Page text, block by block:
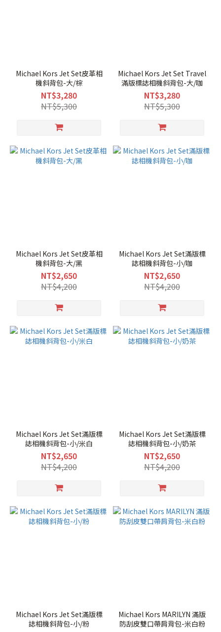
Michael Kors Jet Set皮革相
機斜背包-大/棕
NT$3,280
NT$5,300
Michael Kors Jet Set Travel
滿版標誌相機斜背包-大/咖
NT$3,280
NT$5,300
Michael Kors Jet Set皮革相
機斜背包-大/黑
NT$2,650
NT$4,200
Michael Kors Jet Set滿版標
誌相機斜背包-小/咖
NT$2,650
NT$4,200
Michael Kors Jet Set滿版標
誌相機斜背包-小/米白
NT$2,650
NT$4,200
Michael Kors Jet Set滿版標
誌相機斜背包-小/奶茶
NT$2,650
NT$4,200
Michael Kors Jet Set滿版標
誌相機斜背包-小/粉
Michael Kors MARILYN 滿版
防刮皮雙口帶肩背包-米白粉